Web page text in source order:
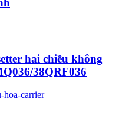
hai chiều không
38QRF036